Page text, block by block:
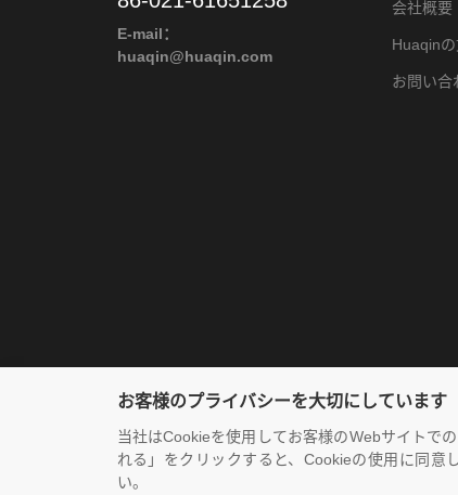
E-mail：
huaqin@huaqin.com
会社概要
Huaqin
お問い合
Copyright © 2020-2023 Huaqin Co.ltd. All rights reserved
お客様のプライバシーを大切にしています
当社はCookieを使用してお客様のWebサイトで
れる」をクリックすると、Cookieの使用に同意
い。